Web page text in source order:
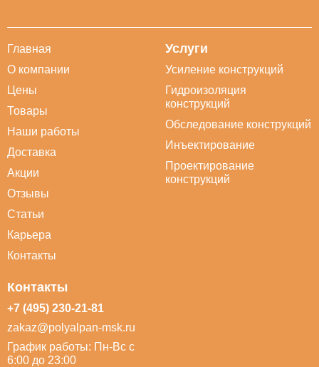
Главная
О компании
Цены
Товары
Наши работы
Доставка
Акции
Отзывы
Статьи
Карьера
Контакты
Услуги
Усиление конструкций
Гидроизоляция
конструкций
Обследование конструкций
Инъектирование
Проектирование
конструкций
Контакты
+7 (495) 230-21-81
zakaz@polyalpan-msk.ru
График работы: Пн-Вс с
6:00 до 23:00